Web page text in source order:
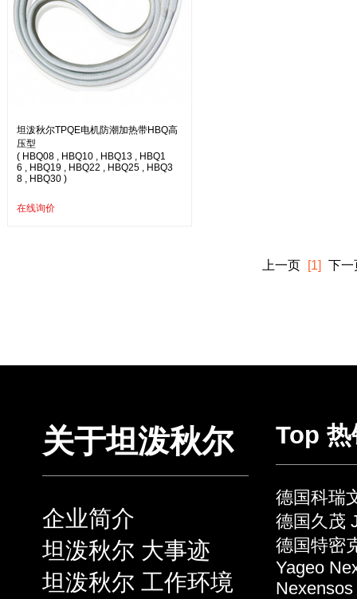
坦泼秋尔TPQE电机防潮加热带HBQ高
压型
( HBQ08 , HBQ10 , HBQ13 , HBQ1
6 , HBQ19 , HBQ22 , HBQ25 , HBQ3
8 , HBQ30 )
在线询价
上一页 [1] 下一
关于坦泼秋尔
企业简介
坦泼秋尔 大事迹
坦泼秋尔 工作环境
Top 热
德国科瑞
德国久茂
德国特密
Yageo
Nexensos